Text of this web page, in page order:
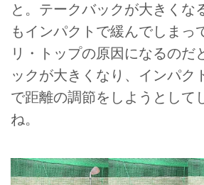
と。テークバックが大きくな
もインパクトで緩んでしまっ
リ・トップの原因になるのだ
ックが大きくなり、インパク
で距離の調節をしようとして
ね。